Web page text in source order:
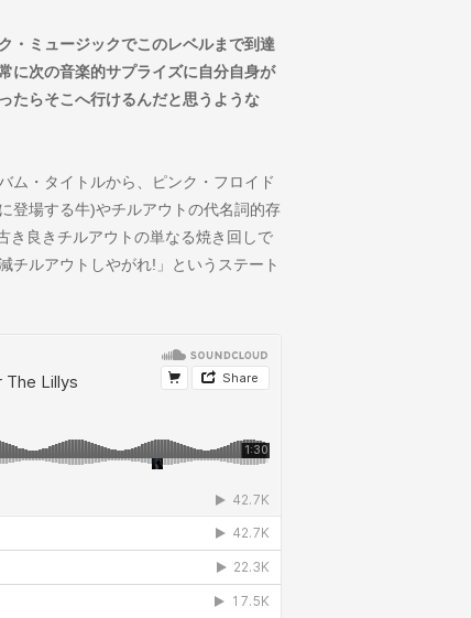
・ミュージックでこのレベルまで到達
に次の音楽的サプライズに自分自身が
たらそこへ行けるんだと思うような
ム・タイトルから、ピンク・フロイド
登場する牛)やチルアウトの代名詞的存
き良きチルアウトの単なる焼き回しで
チルアウトしやがれ!」というステート